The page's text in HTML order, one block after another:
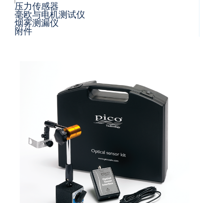
压力传感器
毫欧与电机测试仪
烟雾测漏仪
附件